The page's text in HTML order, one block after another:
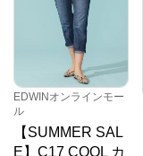
EDWINオンラインモー
ル
【SUMMER SAL
E】C17 COOL カ